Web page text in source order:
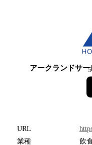
アークランドサ
URL
業種
飲